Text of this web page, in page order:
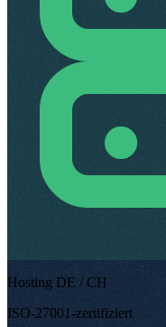
Hosting DE / CH
ISO-27001-zertifiziert